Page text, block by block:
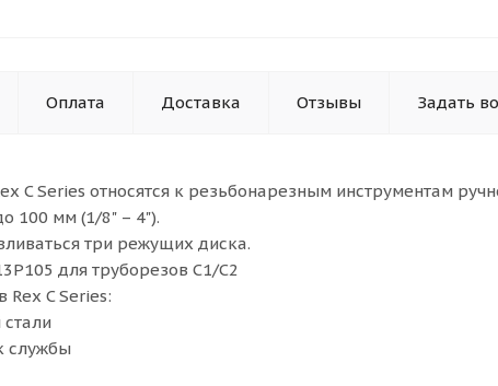
Оплата Доставка Отзывы Задать
C Series относятся к резьбонарезным инструментам
100 мм (1/8" – 4").
три режущих диска.
для труборезов С1/С2
C Series:
службы